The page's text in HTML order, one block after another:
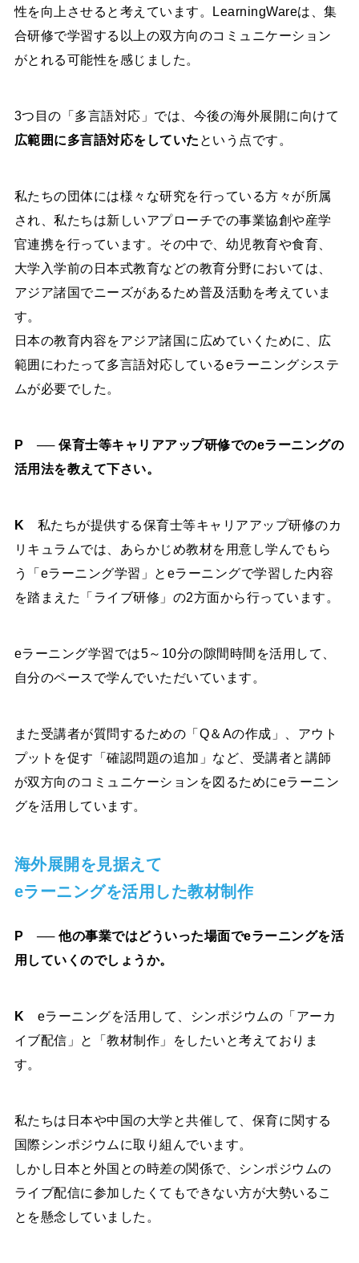
性を向上させると考えています。LearningWareは、集
合研修で学習する以上の双方向のコミュニケーション
がとれる可能性を感じました。
3つ目の「多言語対応」では、今後の海外展開に向けて
広範囲に多言語対応をしていた という点です。
私たちの団体には様々な研究を行っている方々が所属
され、私たちは新しいアプローチでの事業協創や産学
官連携を行っています。その中で、幼児教育や食育、
大学入学前の日本式教育などの教育分野においては、
アジア諸国でニーズがあるため普及活動を考えていま
す。
日本の教育内容をアジア諸国に広めていくために、広
範囲にわたって多言語対応しているeラーニングシステ
ムが必要でした。
P ── 保育士等キャリアアップ研修でのeラーニングの
活用法を教えて下さい。
K 私たちが提供する保育士等キャリアアップ研修のカ
リキュラムでは、あらかじめ教材を用意し学んでもら
う「eラーニング学習」とeラーニングで学習した内容
を踏まえた「ライブ研修」の2方面から行っています。
eラーニング学習では5～10分の隙間時間を活用して、
自分のペースで学んでいただいています。
また受講者が質問するための「Q＆Aの作成」、アウト
プットを促す「確認問題の追加」など、受講者と講師
が双方向のコミュニケーションを図るためにeラーニン
グを活用しています。
海外展開を見据えて
eラーニングを活用した教材制作
P ── 他の事業ではどういった場面でeラーニングを活
用していくのでしょうか。
K eラーニングを活用して、シンポジウムの「アーカ
イブ配信」と「教材制作」をしたいと考えておりま
す。
私たちは日本や中国の大学と共催して、保育に関する
国際シンポジウムに取り組んでいます。
しかし日本と外国との時差の関係で、シンポジウムの
ライブ配信に参加したくてもできない方が大勢いるこ
とを懸念していました。